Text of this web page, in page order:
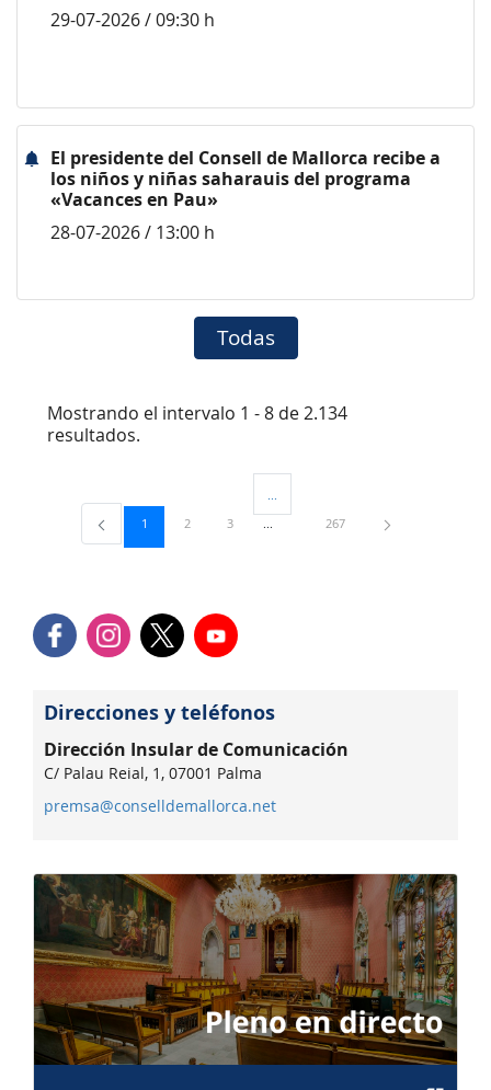
29-07-2026 / 09:30 h
El presidente del Consell de Mallorca recibe a
los niños y niñas saharauis del programa
«Vacances en Pau»
28-07-2026 / 13:00 h
Todas
Mostrando el intervalo 1 - 8 de 2.134
resultados.
Página
1 Página
2 Página
3
Páginas intermedias Use TAB para
Página
267
Direcciones y teléfonos
Dirección Insular de Comunicación
C/ Palau Reial, 1, 07001 Palma
premsa@conselldemallorca.net